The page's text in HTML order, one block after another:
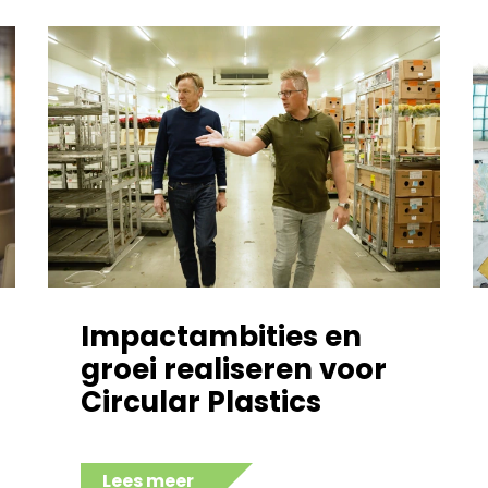
Impactambities en
groei realiseren voor
Circular Plastics
Lees meer